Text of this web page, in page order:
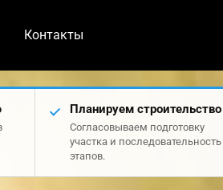
Контакты
Планируем строительство
Согласовываем подготовку
участка и последовательность
этапов.